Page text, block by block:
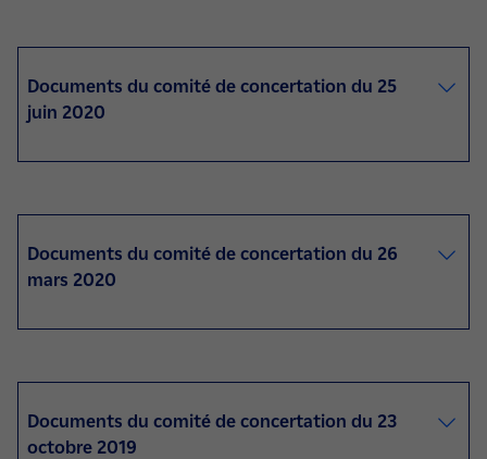
Documents du comité de concertation du 25
juin 2020
Documents du comité de concertation du 26
mars 2020
Documents du comité de concertation du 23
octobre 2019